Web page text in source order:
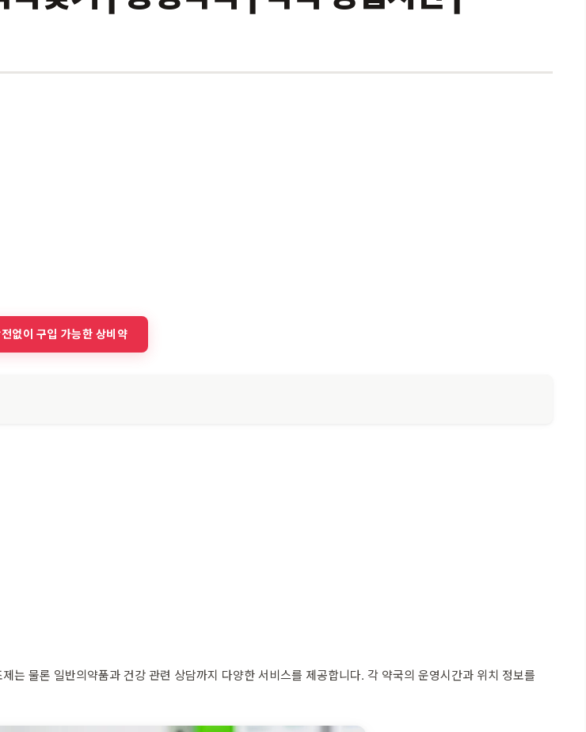
없이 구입 가능한 상비약
는 물론 일반의약품과 건강 관련 상담까지 다양한 서비스를 제공합니다. 각 약국의 운영시간과 위치 정보를